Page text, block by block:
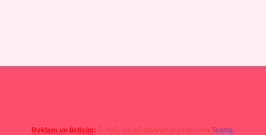
Reklam ve İletişim: E-mail: backlinkpaneli@gmail.com Teams: